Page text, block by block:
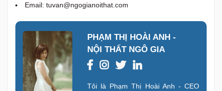
Email: tuvan@ngogianoithat.com
PHẠM THỊ HOÀI ANH -
NỘI THẤT NGÔ GIA
Tôi là Phạm Thị Hoài Anh - CEO